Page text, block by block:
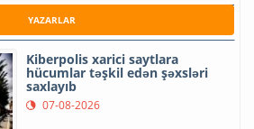
YAZARLAR
Kiberpolis xarici saytlara
hücumlar təşkil edən şəxsləri
saxlayıb
07-08-2026